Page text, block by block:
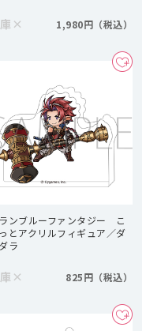
× 1,980円
ンブルーファンタジー こ
とアクリルフィギュア／ダ
ラ
× 825円